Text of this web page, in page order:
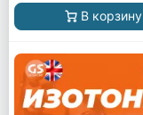
В корзину